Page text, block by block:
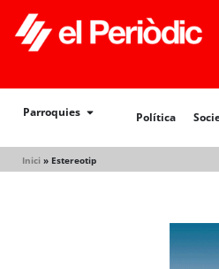
Parroquies Política
Inici » Estereotip
Política Societat